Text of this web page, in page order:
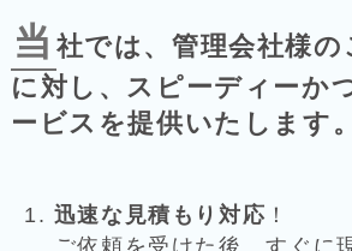
当 社では、管理会社様
に対し、 スピーディーか
ービスを提供いたします。
迅速な見積もり対応 ！
ご依頼を受けた後、すぐに